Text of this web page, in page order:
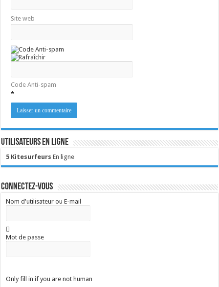
Site web
Code Anti-spam
*
Utilisateurs en ligne
5 Kitesurfeurs En ligne
Connectez-vous
Nom d'utilisateur ou E-mail
Mot de passe
Only fill in if you are not human